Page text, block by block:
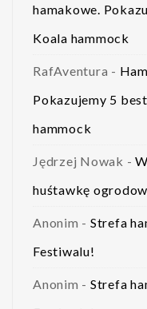
hamakowe.
Koala hammock
RafAventura -
Pokazujemy 5
hammock
Jędrzej Nowak -
huśtawkę
Anonim - Strefa
Festiwalu!
Anonim - Strefa